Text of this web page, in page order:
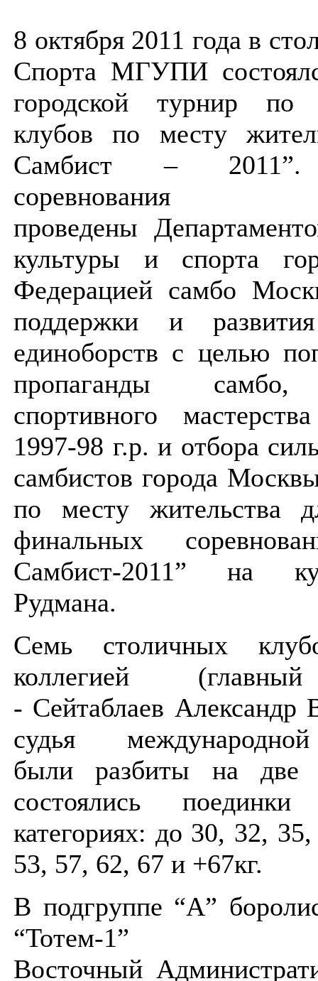
8 октября 2011 года в
Спорта МГУПИ
городской турнир по
клубов по месту
Самбист – 2011”.
проведены
культуры и спорта
Федерацией самбо
поддержки и
единоборств с целью
пропаганды самбо,
спортивного
1997-98 г.р. и отбора
самбистов города
по месту жительства
финальных
Самбист-2011” на
Рудмана.
Семь столичных
коллегией
- Сейтаблаев Александр
судья
былиразбиты на две
состоялись
категориях: до 30, 32,
53, 57, 62, 67 и +67кг.
В подгруппе “А”
“Тотем-1”
Восточный